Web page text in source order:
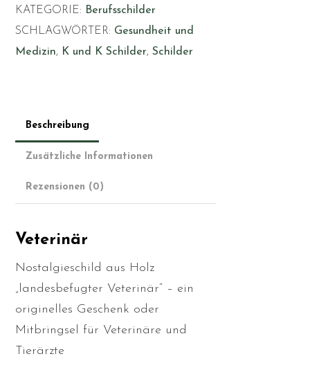
KATEGORIE: Berufsschilder
SCHLAGWÖRTER: Gesundheit und
Medizin, K und K Schilder,Schilder
Beschreibung
Zusätzliche Informationen
Rezensionen (0)
Veterinär
Nostalgieschild aus Holz
„landesbefugter Veterinär“ – ein
originelles Geschenk oder
Mitbringsel für Veterinäre und
Tierärzte